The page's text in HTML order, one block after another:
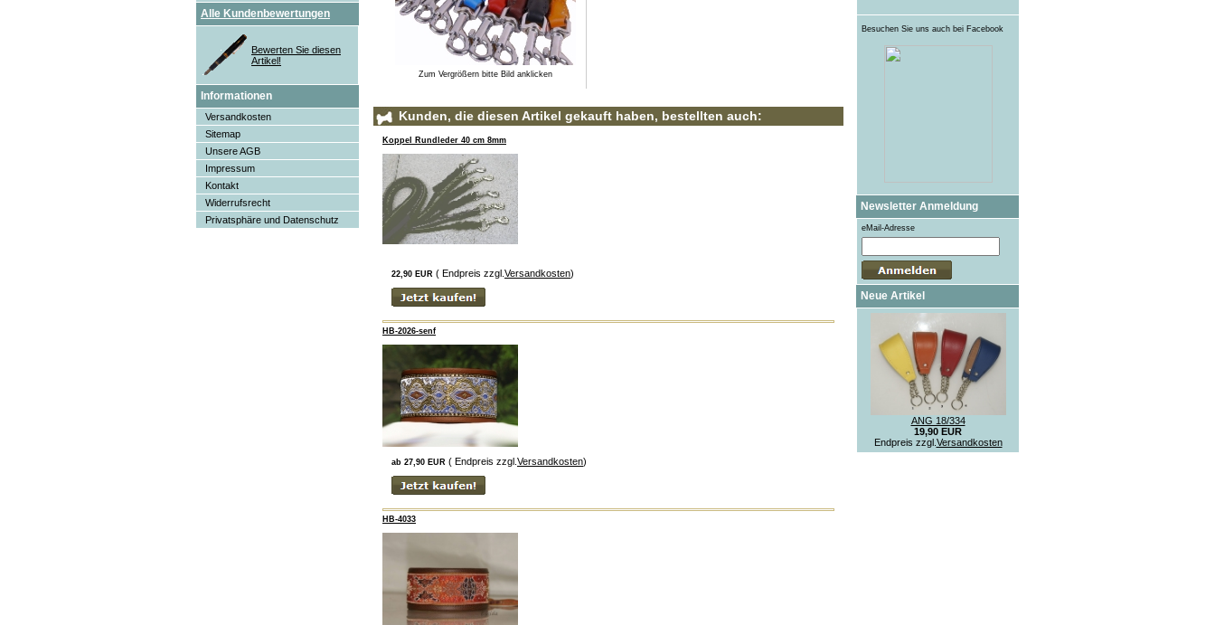
Alle Kundenbewertungen
Bewerten Sie diesen
Artikel!
Informationen
Versandkosten
Sitemap
Unsere AGB
Impressum
Kontakt
Widerrufsrecht
Privatsphäre und Datenschutz
Zum Vergrößern bitte Bild anklicken
Kunden, die diesen Artikel gekauft haben, bestellten auch:
Koppel Rundleder 40 cm 8mm
22,90 EUR ( Endpreis zzgl. Versandkosten)
HB-2026-senf
ab 27,90 EUR ( Endpreis zzgl. Versandkosten)
HB-4033
Besuchen Sie uns auch bei Facebook
Newsletter Anmeldung
eMail-Adresse
Neue Artikel
ANG 18/334
19,90 EUR
Endpreis zzgl. Versandkosten